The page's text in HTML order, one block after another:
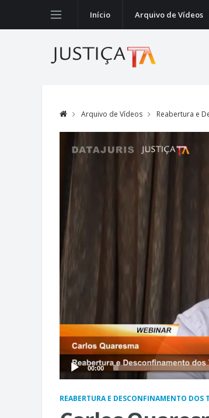
Início Arquivo de Vídeos
Arquivo de Vídeos Reabertura e
Player
00:00
REABERTURA E DESCONFINAMENTO